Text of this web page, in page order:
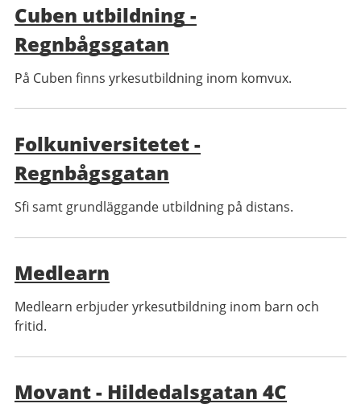
Cuben utbildning -
Regnbågsgatan
På Cuben finns yrkesutbildning inom komvux.
Folkuniversitetet -
Regnbågsgatan
Sfi samt grundläggande utbildning på distans.
Medlearn
Medlearn erbjuder yrkesutbildning inom barn och
fritid.
Movant - Hildedalsgatan 4C